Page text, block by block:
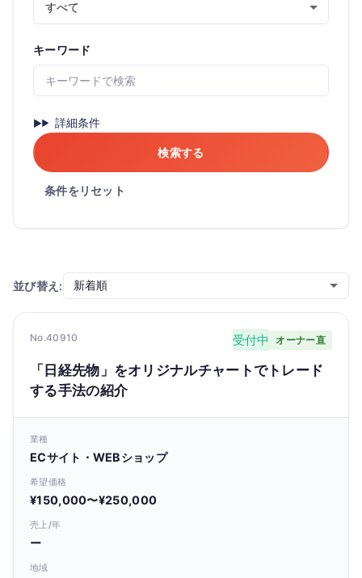
キーワード
詳細条件
検索する
条件をリセット
並び替え:
No.40910 受付中 オーナー直
「日経先物」をオリジナルチャートでトレード
する手法の紹介
業種
ECサイト・WEBショップ
希望価格
¥150,000〜¥250,000
売上/年
ー
地域